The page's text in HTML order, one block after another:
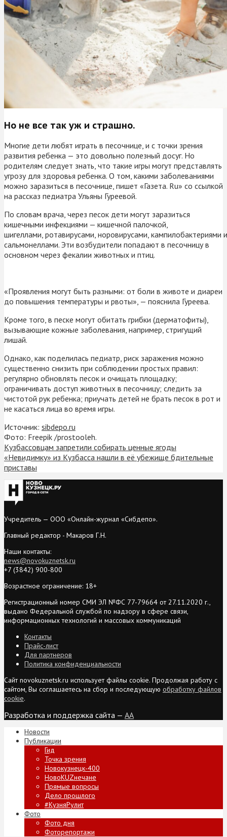
Но не все так уж и страшно.
Многие дети любят играть в песочнице, и с точки зрения
развития ребенка — это довольно полезный досуг. Но
родителям следует знать, что такие игры могут представлять
угрозу для здоровья ребенка. О том, какими заболеваниями
можно заразиться в песочнице, пишет «Газета. Ru» со ссылкой
на рассказ педиатра Ульяны Гуреевой.
По словам врача, через песок дети могут заразиться
кишечными инфекциями — кишечной палочкой,
шигеллами, ротавирусами, норовирусами, кампилобактериями и
сальмонеллами. Эти возбудители попадают в песочницу в
основном через фекалии животных и птиц.
«Проявления могут быть разными: от боли в животе и диареи
до повышения температуры и рвоты», — пояснила Гуреева.
Кроме того, в песке могут обитать грибки (дерматофиты),
вызывающие кожные заболевания, например, стригущий
лишай.
Однако, как поделилась педиатр, риск заражения можно
существенно снизить при соблюдении простых правил:
регулярно обновлять песок и очищать площадку;
ограничивать доступ животных в песочницу; следить за
чистотой рук ребенка; приучать детей не брать песок в рот и
не касаться лица во время игры.
Источник: sibdepo.ru
Фото: Freepik /prostooleh.
Кузбассовцам запретили собирать ценные ягоды
«Невидимку» из Кузбасса нашли в её убежище бдительные
приставы
Учредитель — ООО «Онлайн-журнал «Сибдепо».
Главный редактор - Макаров Г.Н.
Наши контакты:
news@novokuznetsk.ru
+7 (3842) 900-800
Возрастное ограничение: 18+
Регистрационный номер СМИ ЭЛ №ФС 77-79664 от 27.11.2020 г.,
выдано Федеральной службой по надзору в сфере связи,
информационных технологий и массовых коммуникаций
Контакты
Прайс-лист
Для партнеров
Политика конфиденциальности
Сайт novokuznetsk.ru использует файлы cookie. Продолжая работу с
сайтом, Вы соглашаетесь на сбор и последующую обработку файлов
cookie.
Разработка и поддержка сайта — AA
Новости
Публикации
Гид
Точка зрения
Новокузнецк-400
НовоKUZнечане
Прямые вопросы
Дело прошлого
#КузняРулит
Фото
Фото дня
Фоторепортажи